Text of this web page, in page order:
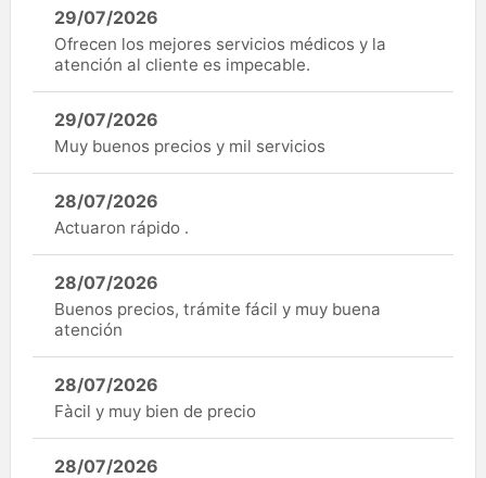
29/07/2026
Ofrecen los mejores servicios médicos y la
atención al cliente es impecable.
29/07/2026
Muy buenos precios y mil servicios
28/07/2026
Actuaron rápido .
28/07/2026
Buenos precios, trámite fácil y muy buena
atención
28/07/2026
Fàcil y muy bien de precio
28/07/2026